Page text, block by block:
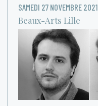
SAMEDI 27 NOVEMBRE 2021
Beaux-Arts Lille